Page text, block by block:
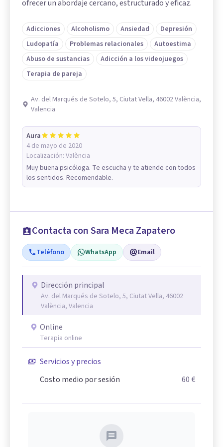
ofrecer un abordaje cercano, estructurado y eficaz.
Adicciones Alcoholismo Ansiedad
Depresión
Ludopatía
Problemas relacionales
Autoestima
Abuso de sustancias
Adicción a los videojuegos
Terapia de pareja
Av. del Marqués de Sotelo, 5, Ciutat Vella, 46002 València,
Valencia
Aura
4 de mayo de 2020
Localización: València
Muy buena psicóloga. Te escucha y te atiende con todos
los sentidos. Recomendable.
Contacta con Sara Meca Zapatero
Teléfono WhatsApp Email
Dirección principal
Av. del Marqués de Sotelo, 5, Ciutat Vella, 46002
València, Valencia
Online
Terapia online
Servicios y precios
Costo medio por sesión
60 €